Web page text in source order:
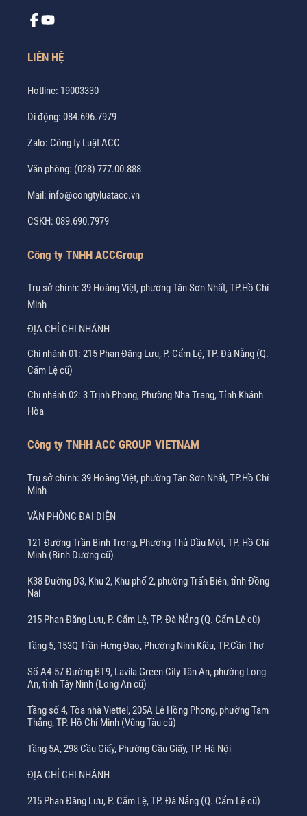
LIÊN HỆ
Hotline: 19003330
Di động: 084.696.7979
Zalo: Công ty Luật ACC
Văn phòng: (028) 777.00.888
Mail: info@congtyluatacc.vn
CSKH: 089.690.7979
Công ty TNHH ACCGroup
Trụ sở chính: 39 Hoàng Việt, phường Tân Sơn Nhất, TP.Hồ Chí
Minh
ĐỊA CHỈ CHI NHÁNH
Chi nhánh 01: 215 Phan Đăng Lưu, P. Cẩm Lệ, TP. Đà Nẵng (Q.
Cẩm Lệ cũ)
Chi nhánh 02: 3 Trịnh Phong, Phường Nha Trang, Tỉnh Khánh
Hòa
Công ty TNHH ACC GROUP VIETNAM
Trụ sở chính: 39 Hoàng Việt, phường Tân Sơn Nhất, TP.Hồ Chí
Minh
VĂN PHÒNG ĐẠI DIỆN
121 Đường Trần Bình Trọng, Phường Thủ Dầu Một, TP. Hồ Chí
Minh (Bình Dương cũ)
K38 Đường D3, Khu 2, Khu phố 2, phường Trấn Biên, tỉnh Đồng
Nai
215 Phan Đăng Lưu, P. Cẩm Lệ, TP. Đà Nẵng (Q. Cẩm Lệ cũ)
Tầng 5, 153Q Trần Hưng Đạo, Phường Ninh Kiều, TP.Cần Thơ
Số A4-57 Đường BT9, Lavila Green City Tân An, phường Long
An, tỉnh Tây Ninh (Long An cũ)
Tầng số 4, Tòa nhà Viettel, 205A Lê Hồng Phong, phường Tam
Thắng, TP. Hồ Chí Minh (Vũng Tàu cũ)
Tầng 5A, 298 Cầu Giấy, Phường Cầu Giấy, TP. Hà Nội
ĐỊA CHỈ CHI NHÁNH
215 Phan Đăng Lưu, P. Cẩm Lệ, TP. Đà Nẵng (Q. Cẩm Lệ cũ)